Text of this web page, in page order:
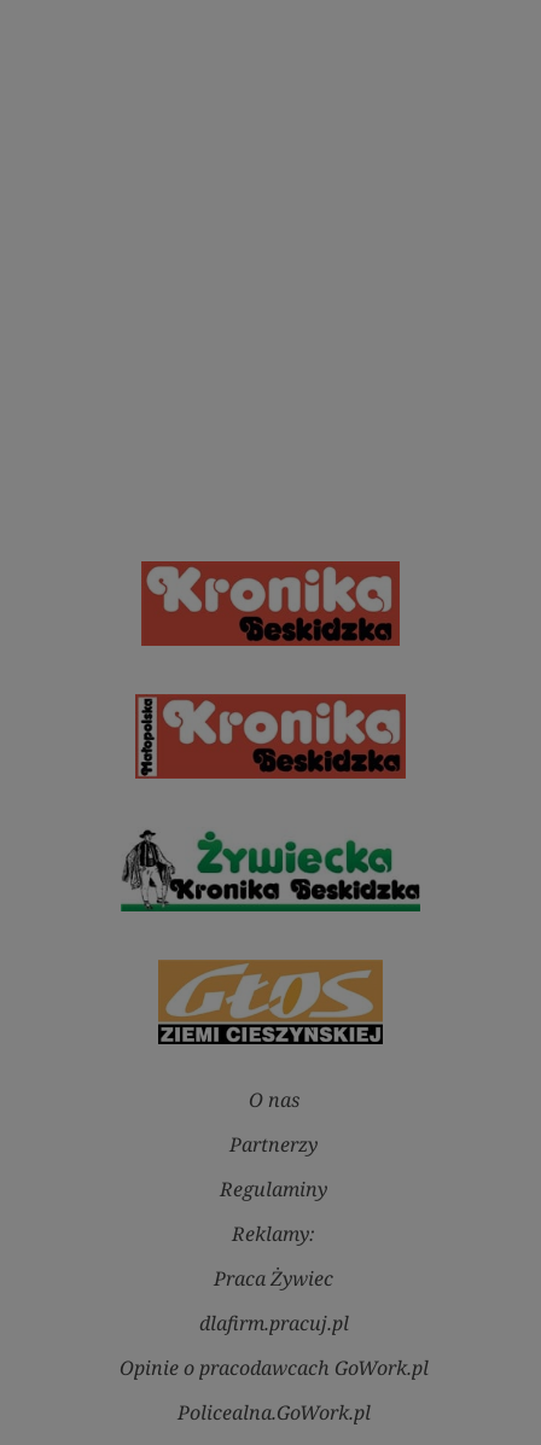
O nas
Partnerzy
Regulaminy
Reklamy:
Praca Żywiec
dlafirm.pracuj.pl
Opinie o pracodawcach GoWork.pl
Policealna.GoWork.pl